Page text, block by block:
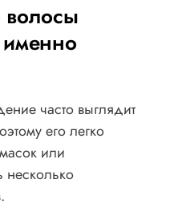
волосы
часто выглядит
его легко
или
несколько